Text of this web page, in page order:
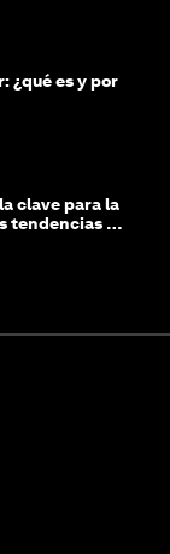
¿qué es y por
clave para la
tendencias de